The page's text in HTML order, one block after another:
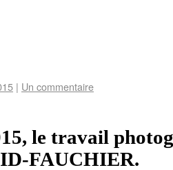
| Un commentaire
le travail
FAUCHIER.